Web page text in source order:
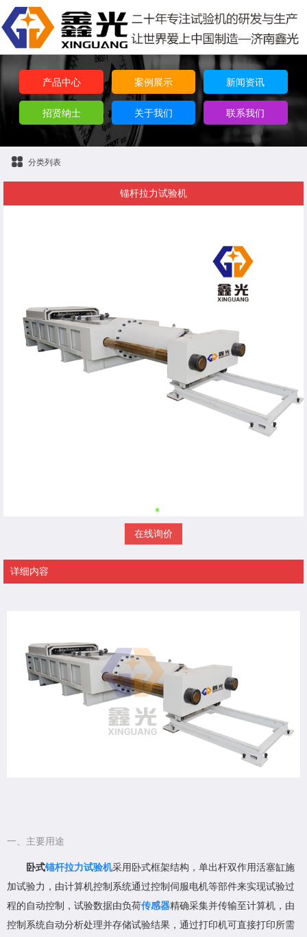
产品中心 案例展示 新闻资讯
招贤纳士 关于我们 联系我们
分类列表
锚杆拉力试验机
在线询价
详细内容
一、主要用途
卧式锚杆拉力试验机采用卧式框架结构，单出杆双作用活塞缸施
加试验力，由计算机控制系统通过控制伺服电机等部件来实现试验过
程的自动控制，试验数据由负荷传感器精确采集并传输至计算机，由
控制系统自动分析处理并存储试验结果，通过打印机可直接打印所需